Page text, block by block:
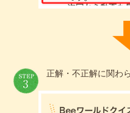
正解・不正解に関わ